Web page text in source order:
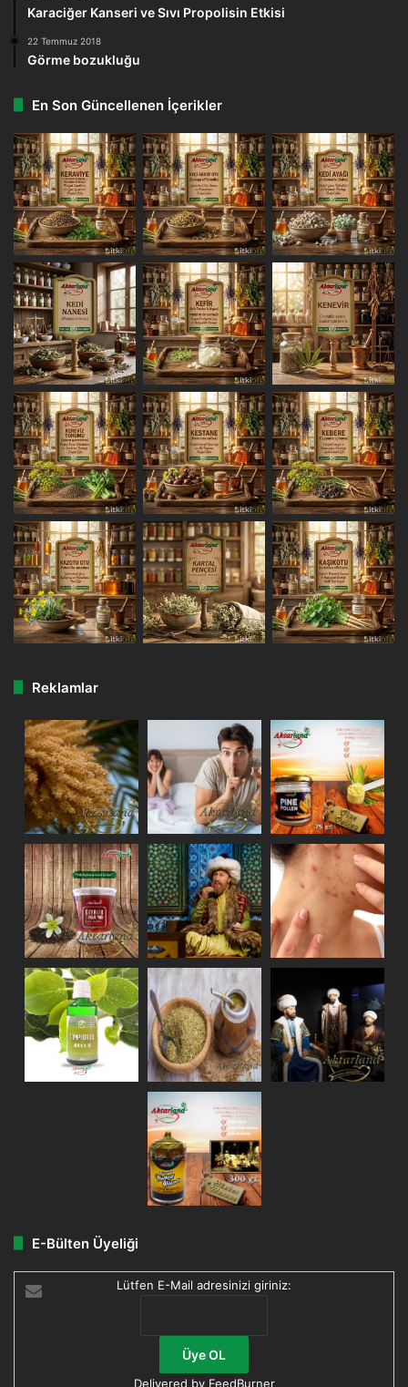
Karaciğer Kanseri ve Sıvı Propolisin Etkisi
22 Temmuz 2018
Görme bozukluğu
En Son Güncellenen İçerikler
Reklamlar
E-Bülten Üyeliği
Lütfen E-Mail adresinizi giriniz:
Delivered by FeedBurner